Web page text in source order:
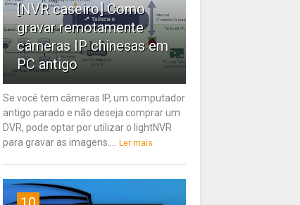
[NVR caseiro] Como
gravar remotamente
câmeras IP chinesas em
PC antigo
Se você tem câmeras IP, um computador
antigo parado e não deseja comprar um
DVR, pode optar por utilizar o lightNVR
para gravar as imagens....
Ler mais